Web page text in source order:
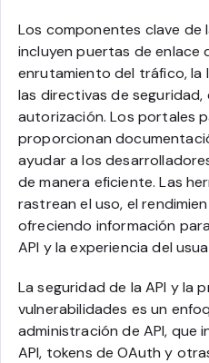
Los componentes clave de
incluyen puertas de enlace
enrutamiento del tráfico, la
las directivas de
autorización. Los portales
proporcionan
ayudar a los
de manera eficiente. Las
rastrean el uso, el
ofreciendo información
API y la experiencia del
La seguridad de la API y la
vulnerabilidades es un
administración de API, que
API, tokens de OAuth y